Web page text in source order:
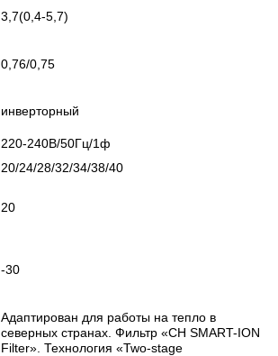
3,7(0,4-5,7)
0,76/0,75
инверторный
220-240В/50Гц/1ф
20/24/28/32/34/38/40
20
-30
Адаптирован для работы на тепло в
северных странах. Фильтр «CH SMART-ION
Filter». Технология «Two-stage